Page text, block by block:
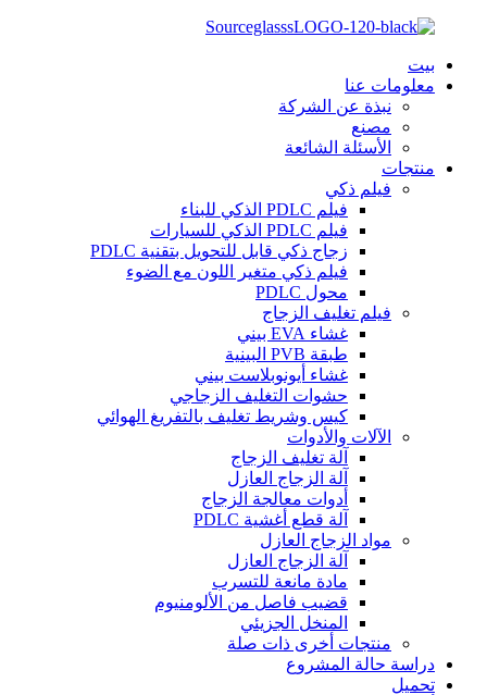
بيت
معلومات عنا
نبذة عن الشركة
مصنع
الأسئلة الشائعة
منتجات
فيلم ذكي
فيلم PDLC الذكي للبناء
فيلم PDLC الذكي للسيارات
زجاج ذكي قابل للتحويل بتقنية PDLC
فيلم ذكي متغير اللون مع الضوء
محول PDLC
فيلم تغليف الزجاج
غشاء EVA بيني
طبقة PVB البينية
غشاء أيونوبلاست بيني
حشوات التغليف الزجاجي
كيس وشريط تغليف بالتفريغ الهوائي
الآلات والأدوات
آلة تغليف الزجاج
آلة الزجاج العازل
أدوات معالجة الزجاج
آلة قطع أغشية PDLC
مواد الزجاج العازل
آلة الزجاج العازل
مادة مانعة للتسرب
قضيب فاصل من الألومنيوم
المنخل الجزيئي
منتجات أخرى ذات صلة
دراسة حالة المشروع
تحميل